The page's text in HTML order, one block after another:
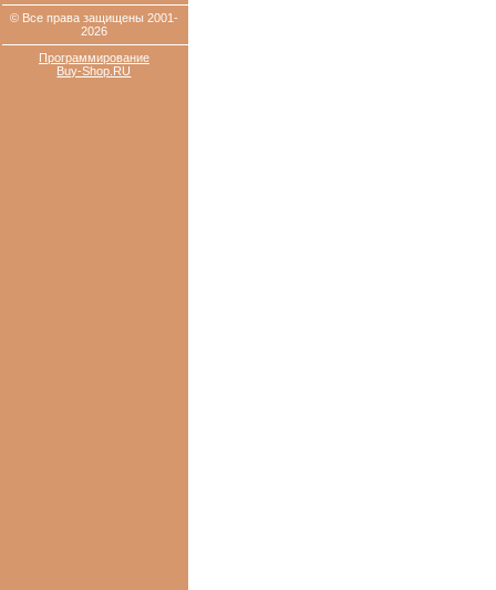
© Все права защищены 2001-
2026
Программирование
Buy-Shop.RU